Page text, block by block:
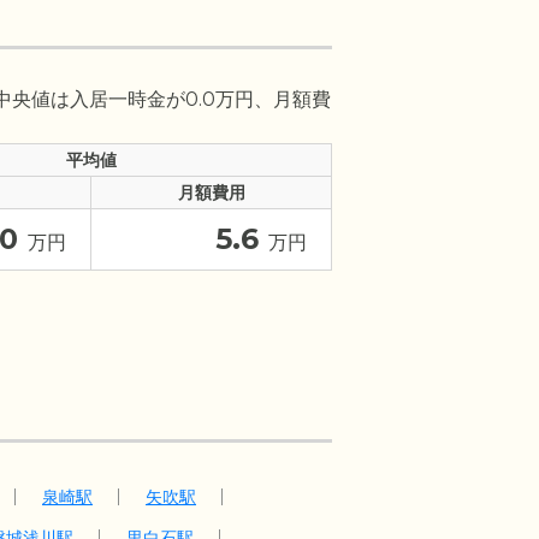
央値は入居一時金が0.0万円、月額費
平均値
月額費用
0 万円 5.6 万円
泉崎駅
矢吹駅